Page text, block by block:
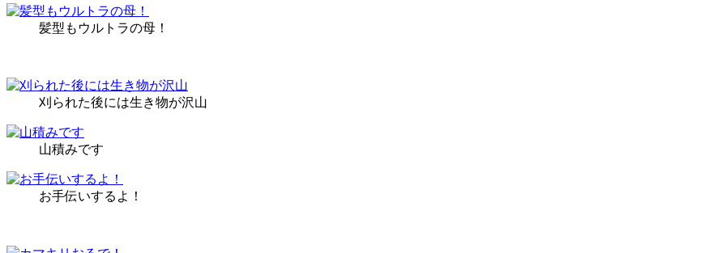
髪型もウルトラの母！
刈られた後には生き物が沢山
山積みです
お手伝いするよ！